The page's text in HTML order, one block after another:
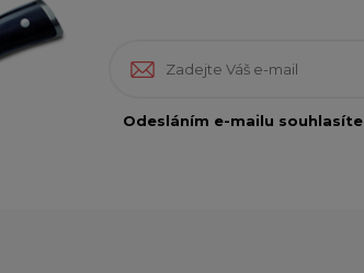
Odesláním e-mailu